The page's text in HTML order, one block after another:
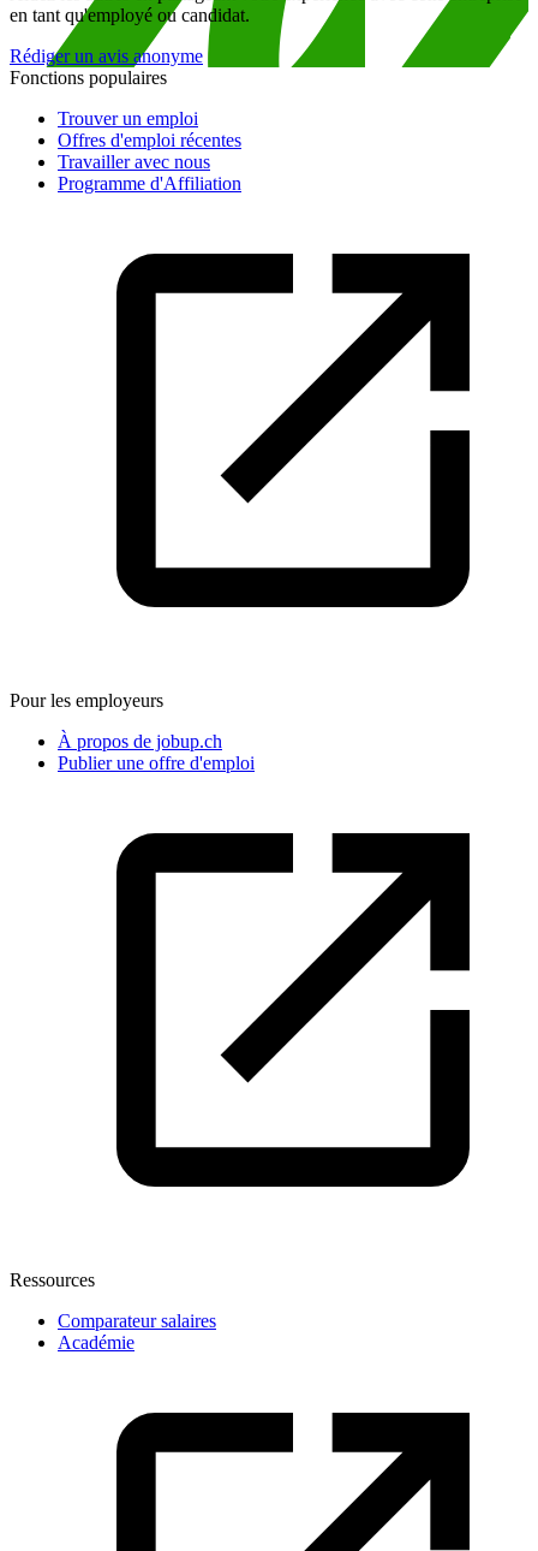
en tant qu'employé ou candidat.
Rédiger un avis anonyme
Fonctions populaires
Trouver un emploi
Offres d'emploi récentes
Travailler avec nous
Programme d'Affiliation
Pour les employeurs
À propos de jobup.ch
Publier une offre d'emploi
Ressources
Comparateur salaires
Académie